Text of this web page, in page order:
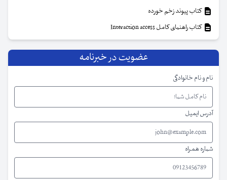
کتاب پیوند زخم خورده
کتاب راهنمای کامل Interaction access
عضویت در خبرنامه
نام و نام خانوادگی
آدرس ایمیل
شماره همراه